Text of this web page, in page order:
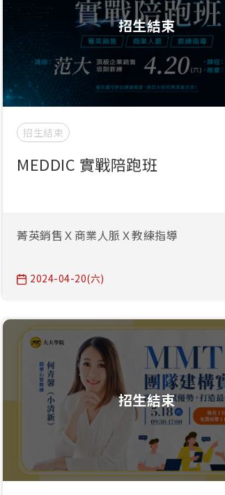
招生結束
招生結束
MEDDIC 實戰陪跑班
菁英銷售Ｘ商業人脈Ｘ教練指導
2024-04-20(六)
招生結束